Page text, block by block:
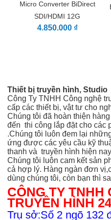
Micro Converter BiDirect
SDI/HDMI 12G
4.850.000 ₫
Thiết bị truyền hình, Studio
Công Ty TNHH Công nghệ
cấp các thiết bị, vật tư cho
Chúng tôi đã hoàn thiện
đến thi công lắp đặt cho các
.Chúng tôi luôn đem lại
ứng được các yêu cầu kỹ
thanh và truyền hình hiện
Chúng tôi luôn cam kết sản
cả hợp lý. Hàng ngàn đơn
dùng chúng tôi, còn bạn thì
CÔNG TY TNHH
TRUYỀN HÌNH
Trụ sở:Số 2 ngõ 132